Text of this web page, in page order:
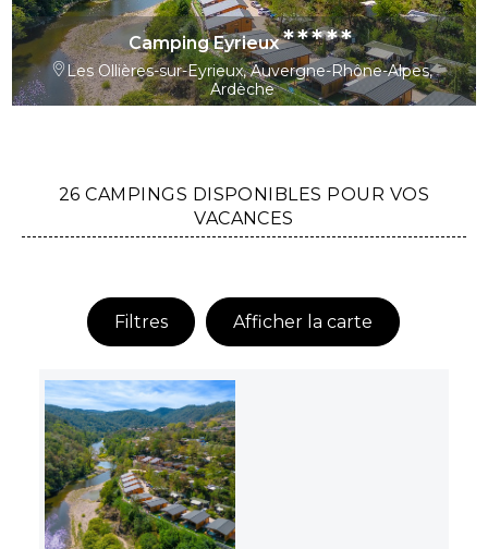
Camping Eyrieux*****
Les Ollières-sur-Eyrieux, Auvergne-Rhône-Alpes,
Ardèche
26 CAMPINGS DISPONIBLES POUR VOS
VACANCES
Filtres Afficher la carte